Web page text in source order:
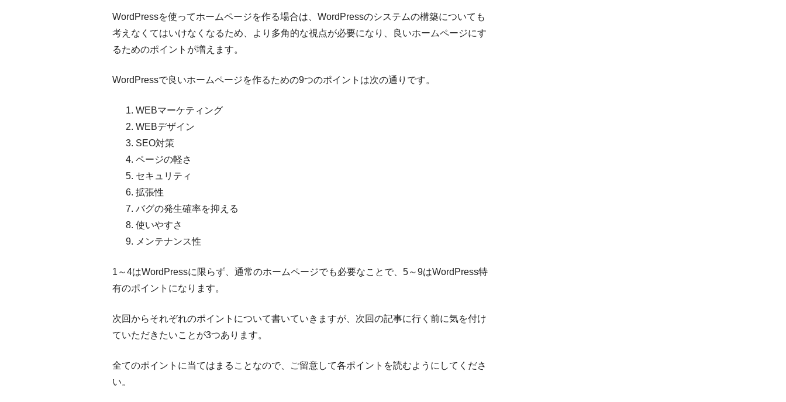
WordPressを使ってホームページを作る場合は、WordPressのシステムの構築についても
考えなくてはいけなくなるため、より多角的な視点が必要になり、良いホームページにす
るためのポイントが増えます。
WordPressで良いホームページを作るための9つのポイントは次の通りです。
WEBマーケティング
WEBデザイン
SEO対策
ページの軽さ
セキュリティ
拡張性
バグの発生確率を抑える
使いやすさ
メンテナンス性
1～4はWordPressに限らず、通常のホームページでも必要なことで、5～9はWordPress特
有のポイントになります。
次回からそれぞれのポイントについて書いていきますが、次回の記事に行く前に気を付け
ていただきたいことが3つあります。
全てのポイントに当てはまることなので、ご留意して各ポイントを読むようにしてくださ
い。